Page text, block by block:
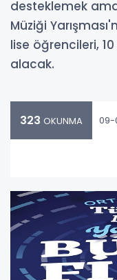
desteklemek
Müziği
lise öğrencileri,
alacak.
323 OKUNMA 09-